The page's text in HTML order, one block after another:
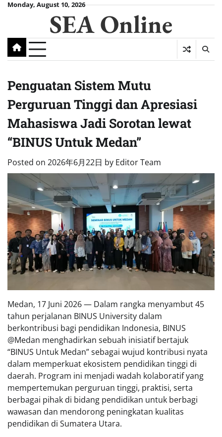
SkipMonday, August 10, 2026
SEA Online
Penguatan Sistem Mutu
Perguruan Tinggi dan Apresiasi
Mahasiswa Jadi Sorotan lewat
“BINUS Untuk Medan”
Posted on 2026年6月22日 by Editor Team
Medan, 17 Juni 2026 — Dalam rangka menyambut 45
tahun perjalanan BINUS University dalam
berkontribusi bagi pendidikan Indonesia, BINUS
@Medan menghadirkan sebuah inisiatif bertajuk
“BINUS Untuk Medan” sebagai wujud kontribusi nyata
dalam memperkuat ekosistem pendidikan tinggi di
daerah. Program ini menjadi wadah kolaboratif yang
mempertemukan perguruan tinggi, praktisi, serta
berbagai pihak di bidang pendidikan untuk berbagi
wawasan dan mendorong peningkatan kualitas
pendidikan di Sumatera Utara.